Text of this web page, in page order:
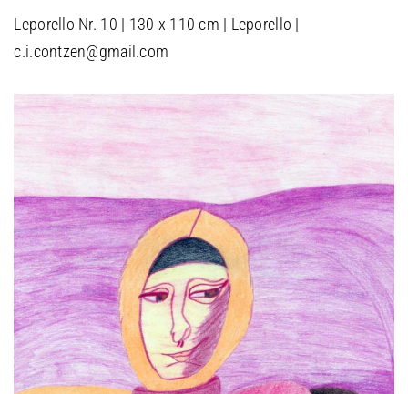
Leporello Nr. 10 | 130 x 110 cm | Leporello |
c.i.contzen@gmail.com